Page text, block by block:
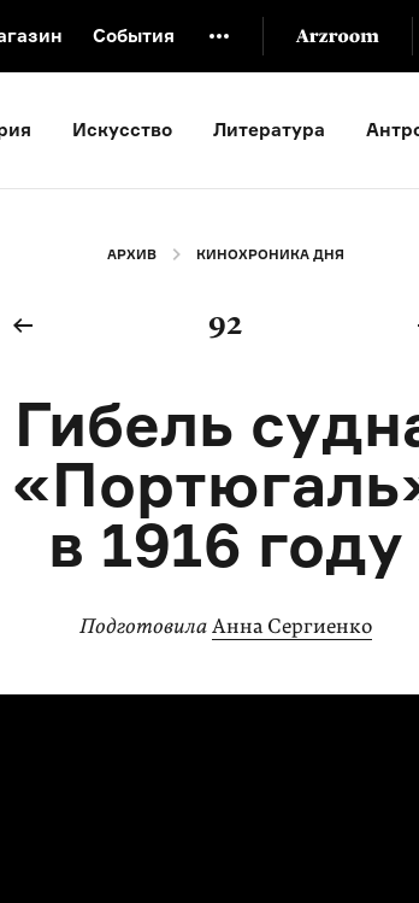
События
Русский язык от «гой еси» до «лол
Искусство Литература
АРХИВ КИНОХРОНИКА ДНЯ
92
Гибель
в 1916 году
Подготовила Анна Сергиенко